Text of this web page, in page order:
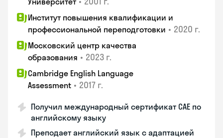
Институт повышения квалификации и
профессиональной переподготовки • 2020 г.
Московский центр качества
образования • 2023 г.
Cambridge English Language
Assessment • 2017 г.
Получил международный сертификат CAE по
английскому языку
Преподает английский язык с адаптацией